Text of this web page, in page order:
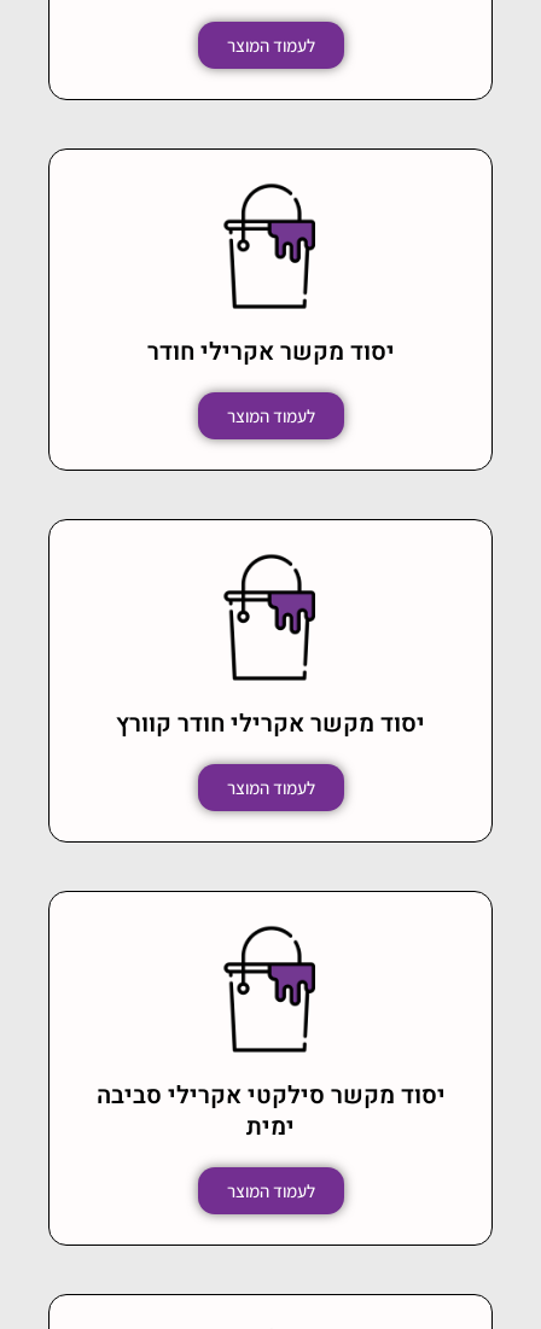
לעמוד המוצר
יסוד מקשר אקרילי חודר
לעמוד המוצר
יסוד מקשר אקרילי חודר קוורץ
לעמוד המוצר
יסוד מקשר סילקטי אקרילי סביבה
ימית
לעמוד המוצר